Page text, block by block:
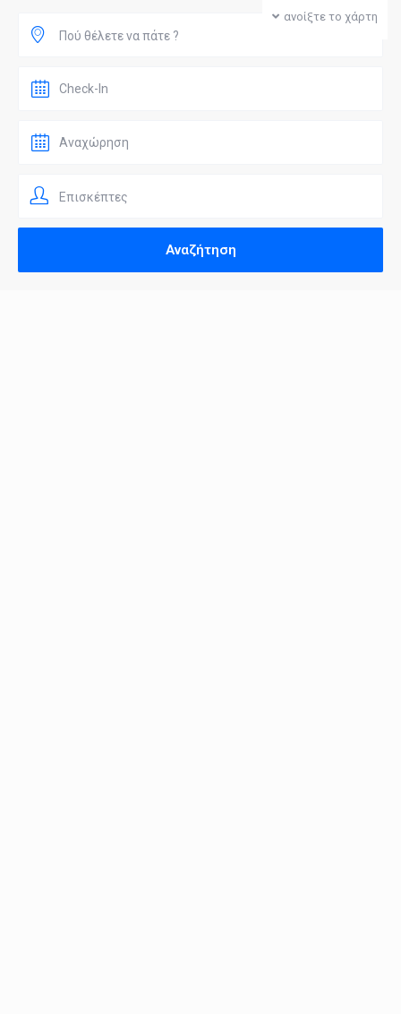
ανοίξτε το χάρτη
Πού θέλετε να πάτε ?
Επισκέπτες